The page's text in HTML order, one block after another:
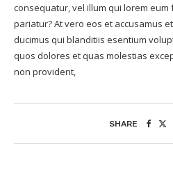
consequatur, vel illum qui lorem
pariatur? At vero eos et accusamus
ducimus qui blanditiis esentium
quos dolores et quas molestias
non provident,
SHARE